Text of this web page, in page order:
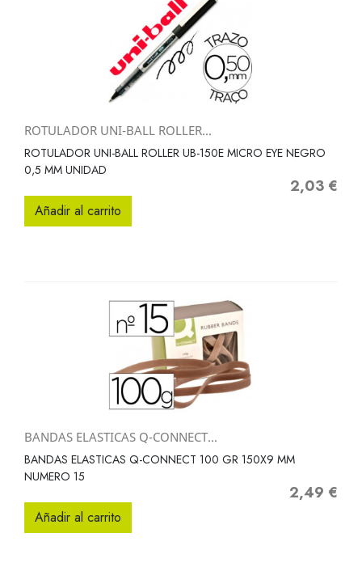
ROTULADOR UNI-BALL ROLLER...
ROTULADOR UNI-BALL ROLLER UB-150E MICRO EYE NEGRO
0,5 MM UNIDAD
Precio
2,03 €
Añadir al carrito
BANDAS ELASTICAS Q-CONNECT...
BANDAS ELASTICAS Q-CONNECT 100 GR 150X9 MM
NUMERO 15
Precio
2,49 €
Añadir al carrito